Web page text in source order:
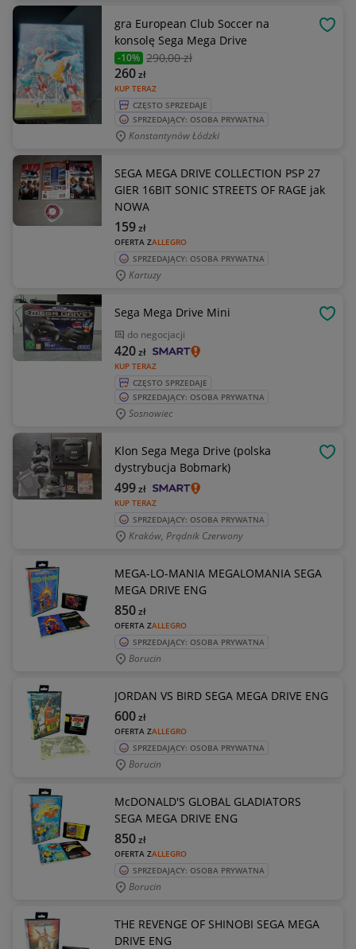
gra European Club Soccer na
konsolę Sega Mega Drive
-10% 290,00 zł
KUP TERAZ
260zł
CZĘSTO SPRZEDAJE
SPRZEDAJĄCY: OSOBA PRYWATNA
Konstantynów Łódzki
SEGA MEGA DRIVE COLLECTION PSP 27
GIER 16BIT SONIC STREETS OF RAGE jak
NOWA
OFERTA ZALLEGRO
159zł
SPRZEDAJĄCY: OSOBA PRYWATNA
Kartuzy
Sega Mega Drive Mini
do negocjacji
KUP TERAZ
420zł
CZĘSTO SPRZEDAJE
SPRZEDAJĄCY: OSOBA PRYWATNA
Sosnowiec
Klon Sega Mega Drive (polska
dystrybucja Bobmark)
KUP TERAZ
499zł
SPRZEDAJĄCY: OSOBA PRYWATNA
Kraków, Prądnik Czerwony
MEGA-LO-MANIA MEGALOMANIA SEGA
MEGA DRIVE ENG
OFERTA ZALLEGRO
850zł
SPRZEDAJĄCY: OSOBA PRYWATNA
Borucin
JORDAN VS BIRD SEGA MEGA DRIVE ENG
OFERTA ZALLEGRO
600zł
SPRZEDAJĄCY: OSOBA PRYWATNA
Borucin
McDONALD'S GLOBAL GLADIATORS
SEGA MEGA DRIVE ENG
OFERTA ZALLEGRO
850zł
SPRZEDAJĄCY: OSOBA PRYWATNA
Borucin
THE REVENGE OF SHINOBI SEGA MEGA
DRIVE ENG